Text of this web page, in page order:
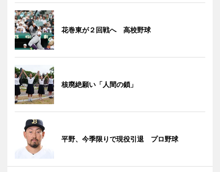
花巻東が２回戦へ 高校野球
核廃絶願い「人間の鎖」
平野、今季限りで現役引退 プロ野球